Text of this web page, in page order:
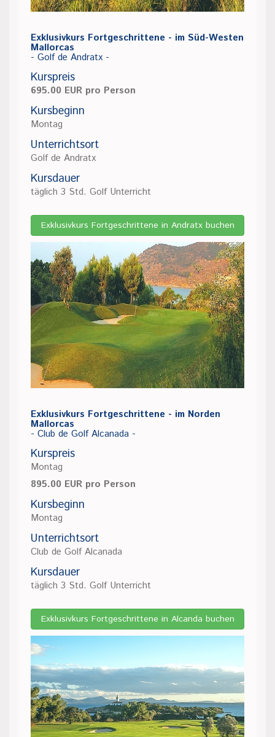
Exklusivkurs Fortgeschrittene - im Süd-Westen
Mallorcas
- Golf de Andratx -
Kurspreis
695.00 EUR pro Person
Kursbeginn
Montag
Unterrichtsort
Golf de Andratx
Kursdauer
täglich 3 Std. Golf Unterricht
Exklusivkurs Fortgeschrittene in Andratx buchen
Exklusivkurs Fortgeschrittene - im Norden
Mallorcas
- Club de Golf Alcanada -
Kurspreis
Montag
895.00 EUR pro Person
Kursbeginn
Montag
Unterrichtsort
Club de Golf Alcanada
Kursdauer
täglich 3 Std. Golf Unterricht
Exklusivkurs Fortgeschrittene in Alcanda buchen